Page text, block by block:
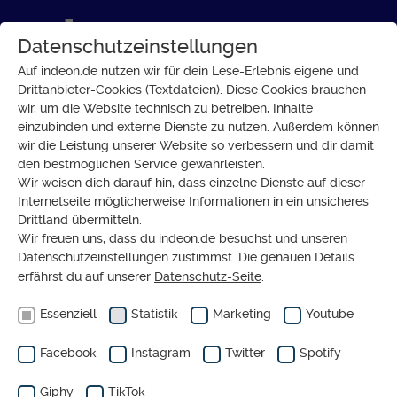
GESELLSCHAFT
Dort tanzen, wo einst
deportiert wurde
Datenschutzeinstellungen
Auf indeon.de nutzen wir für dein Lese-Erlebnis eigene und
Drittanbieter-Cookies (Textdateien). Diese Cookies brauchen
wir, um die Website technisch zu betreiben, Inhalte
einzubinden und externe Dienste zu nutzen. Außerdem können
wir die Leistung unserer Website so verbessern und dir damit
den bestmöglichen Service gewährleisten.
Wir weisen dich darauf hin, dass einzelne Dienste auf dieser
Internetseite möglicherweise Informationen in ein unsicheres
Drittland übermitteln.
Wir freuen uns, dass du indeon.de besuchst und unseren
Datenschutzeinstellungen zustimmst. Die genauen Details
erfährst du auf unserer Datenschutz-Seite
Essenziell Statistik Marketing Youtube
Facebook Instagram Twitter Spotify
Giphy TikTok